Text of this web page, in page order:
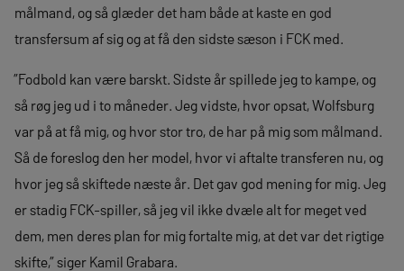
målmand, og så glæder det ham både at kaste en god
transfersum af sig og at få den sidste sæson i FCK med.
”Fodbold kan være barskt. Sidste år spillede jeg to kampe, og
så røg jeg ud i to måneder. Jeg vidste, hvor opsat, Wolfsburg
var på at få mig, og hvor stor tro, de har på mig som målmand.
Så de foreslog den her model, hvor vi aftalte transferen nu, og
hvor jeg så skiftede næste år. Det gav god mening for mig. Jeg
er stadig FCK-spiller, så jeg vil ikke dvæle alt for meget ved
dem, men deres plan for mig fortalte mig, at det var det rigtige
skifte,” siger Kamil Grabara.